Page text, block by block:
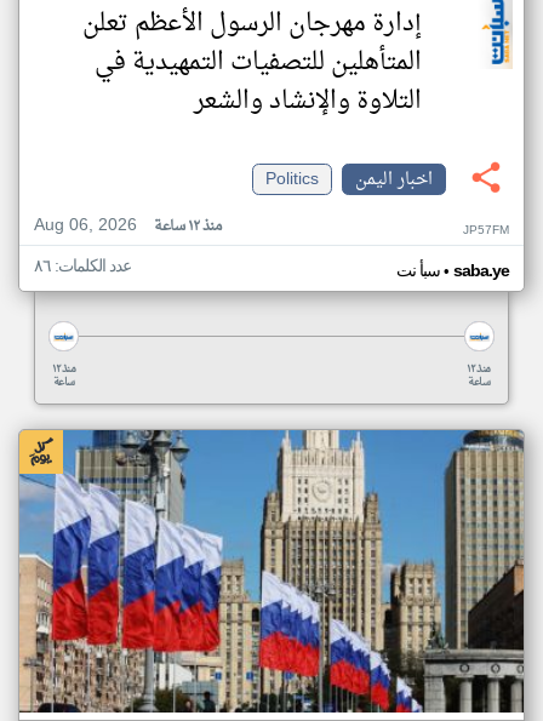
إدارة مهرجان الرسول الأعظم تعلن
المتأهلين للتصفيات التمهيدية في
التلاوة والإنشاد والشعر
اخبار اليمن
Politics
Aug 06, 2026
منذ ١٢ ساعة JP57FM
سبأ نت• saba.ye عدد الكلمات: ٨٦
منذ ١٢
ساعة
منذ ١٢
ساعة